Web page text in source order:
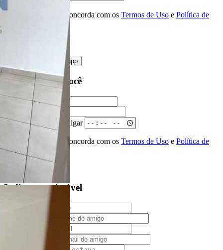
Ao ENVIAR você concorda com os Termos de Uso e Política de
whatsapp
Ligamos para você
Nome
Telefone
Melhor horário para ligar
Ao ENVIAR você concorda com os Termos de Uso e Política de
Privacidade
Solicitar Ligação
Indique este imóvel